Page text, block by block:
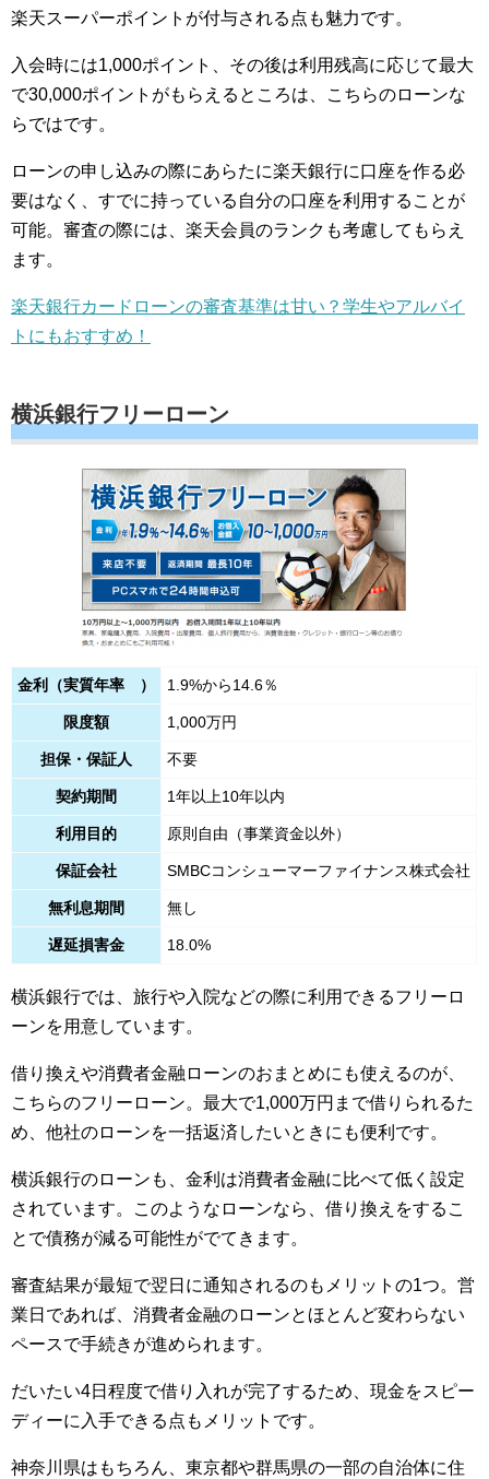
楽天スーパーポイントが付与される点も魅力です。
入会時には1,000ポイント、その後は利用残高に応じて最大
で30,000ポイントがもらえるところは、こちらのローンな
らではです。
ローンの申し込みの際にあらたに楽天銀行に口座を作る必
要はなく、すでに持っている自分の口座を利用することが
可能。審査の際には、楽天会員のランクも考慮してもらえ
ます。
楽天銀行カードローンの審査基準は甘い？学生やアルバイ
トにもおすすめ！
横浜銀行フリーローン
金利（実質年率 ） 1.9%から14.6％
限度額 1,000万円
担保・保証人 不要
契約期間 1年以上10年以内
利用目的 原則自由（事業資金以外）
保証会社 SMBCコンシューマーファイナンス株式会社
無利息期間 無し
遅延損害金 18.0%
横浜銀行では、旅行や入院などの際に利用できるフリーロ
ーンを用意しています。
借り換えや消費者金融ローンのおまとめにも使えるのが、
こちらのフリーローン。最大で1,000万円まで借りられるた
め、他社のローンを一括返済したいときにも便利です。
横浜銀行のローンも、金利は消費者金融に比べて低く設定
されています。このようなローンなら、借り換えをするこ
とで債務が減る可能性がでてきます。
審査結果が最短で翌日に通知されるのもメリットの1つ。営
業日であれば、消費者金融のローンとほとんど変わらない
ペースで手続きが進められます。
だいたい4日程度で借り入れが完了するため、現金をスピー
ディーに入手できる点もメリットです。
神奈川県はもちろん、東京都や群馬県の一部の自治体に住